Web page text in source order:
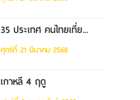
35 ประเทศ คนไทยเที่ย...
ศุกร์ที่ 21 มีนาคม 2568
เกาหลี 4 ฤดู